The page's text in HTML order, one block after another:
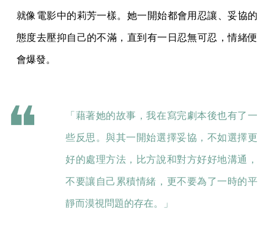
就像電影中的莉芳一樣。她一開始都會用忍讓、妥協的
態度去壓抑自己的不滿，直到有一日忍無可忍，情緒便
會爆發。
「藉著她的故事，我在寫完劇本後也有了一
些反思。與其一開始選擇妥協，不如選擇更
好的處理方法，比方說和對方好好地溝通，
不要讓自己累積情緒，更不要為了一時的平
靜而漠視問題的存在。」